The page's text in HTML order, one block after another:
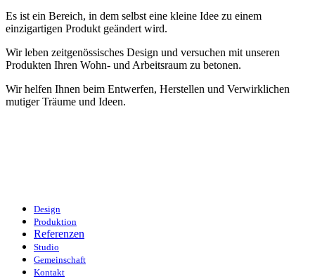
Es ist ein Bereich, in dem selbst eine kleine Idee zu einem
einzigartigen Produkt geändert wird.
Wir leben zeitgenössisches Design und versuchen mit unseren
Produkten Ihren Wohn- und Arbeitsraum zu betonen.
Wir helfen Ihnen beim Entwerfen, Herstellen und Verwirklichen
mutiger Träume und Ideen.
Design
Produktion
Referenzen
Studio
Gemeinschaft
Kontakt